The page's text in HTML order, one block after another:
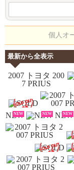
個人オ
最新から全表示
NEW NEW NEW